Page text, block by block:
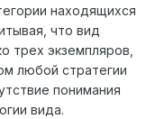
находящихся
что вид
трех экземпляров,
любой стратегии
понимания
вида.